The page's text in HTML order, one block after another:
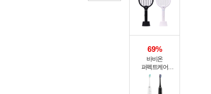
69%
바비온
퍼펙트케어
퓨어슬림
음파전동칫솔